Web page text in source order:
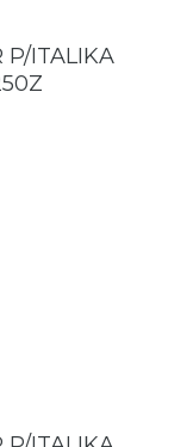
P/ITALIKA